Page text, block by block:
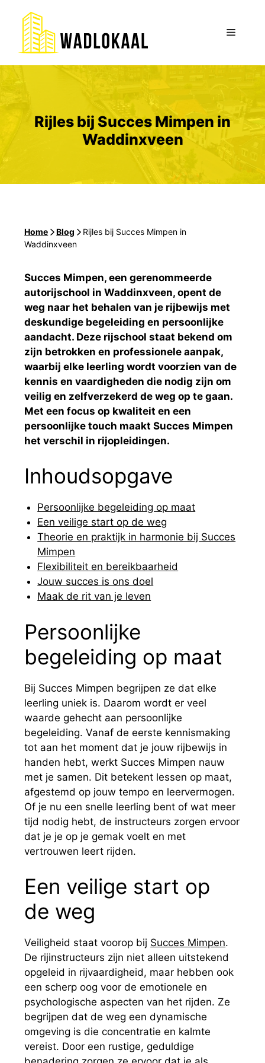
inhoud
Menu
Rijles bij Succes Mimpen in
Waddinxveen
Home -Blog - Rijles bij Succes Mimpen in
Waddinxveen
Succes Mimpen, een gerenommeerde
autorijschool in Waddinxveen, opent de
weg naar het behalen van je rijbewijs met
deskundige begeleiding en persoonlijke
aandacht. Deze rijschool staat bekend om
zijn betrokken en professionele aanpak,
waarbij elke leerling wordt voorzien van de
kennis en vaardigheden die nodig zijn om
veilig en zelfverzekerd de weg op te gaan.
Met een focus op kwaliteit en een
persoonlijke touch maakt Succes Mimpen
het verschil in rijopleidingen.
Inhoudsopgave
Persoonlijke begeleiding op maat
Een veilige start op de weg
Theorie en praktijk in harmonie bij Succes
Mimpen
Flexibiliteit en bereikbaarheid
Jouw succes is ons doel
Maak de rit van je leven
Persoonlijke
begeleiding op maat
Bij Succes Mimpen begrijpen ze dat elke
leerling uniek is. Daarom wordt er veel
waarde gehecht aan persoonlijke
begeleiding. Vanaf de eerste kennismaking
tot aan het moment dat je jouw rijbewijs in
handen hebt, werkt Succes Mimpen nauw
met je samen. Dit betekent lessen op maat,
afgestemd op jouw tempo en leervermogen.
Of je nu een snelle leerling bent of wat meer
tijd nodig hebt, de instructeurs zorgen ervoor
dat je je op je gemak voelt en met
vertrouwen leert rijden.
Een veilige start op
de weg
Veiligheid staat voorop bij Succes Mimpen.
De rijinstructeurs zijn niet alleen uitstekend
opgeleid in rijvaardigheid, maar hebben ook
een scherp oog voor de emotionele en
psychologische aspecten van het rijden. Ze
begrijpen dat de weg een dynamische
omgeving is die concentratie en kalmte
vereist. Door een rustige, geduldige